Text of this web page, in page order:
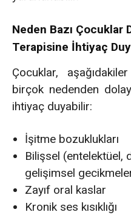
Neden Bazı Çocuklar
Terapisine İhtiyaç
Çocuklar,
birçok nedenden
ihtiyaç duyabilir:
İşitme bozuklukları
Bilişsel (entelektüel,
gelişimsel
Zayıf oral kaslar
Kronik ses kısıklığı